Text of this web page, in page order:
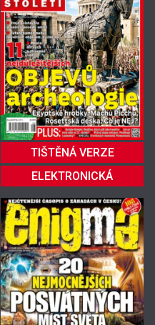
TIŠTĚNÁ VERZE
ELEKTRONICKÁ